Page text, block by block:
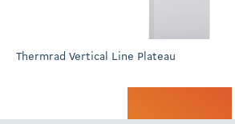
Thermrad Vertical Line Plateau